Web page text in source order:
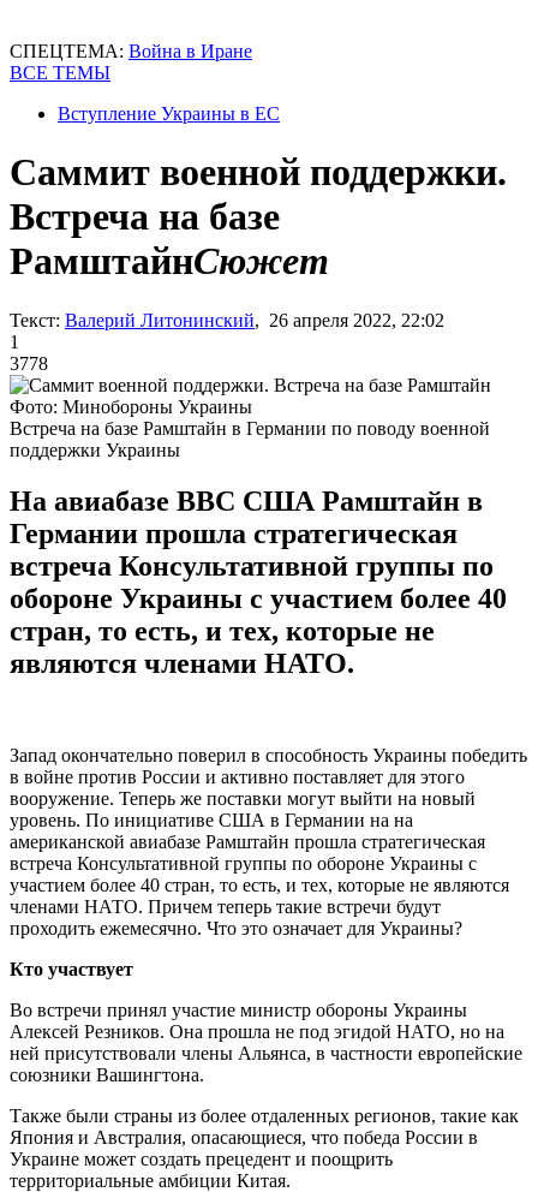
СПЕЦТЕМА: Война в Иране
ВСЕ ТЕМЫ
Вступление Украины в ЕС
Саммит военной поддержки.
Встреча на базе
РамштайнСюжет
Текст: Валерий Литонинский, 26 апреля 2022, 22:02
1
3778
Фото: Минобороны Украины
Встреча на базе Рамштайн в Германии по поводу военной
поддержки Украины
На авиабазе ВВС США Рамштайн в
Германии прошла стратегическая
встреча Консультативной группы по
обороне Украины с участием более 40
стран, то есть, и тех, которые не
являются членами НАТО.
Запад окончательно поверил в способность Украины победить
в войне против России и активно поставляет для этого
вооружение. Теперь же поставки могут выйти на новый
уровень. По инициативе США в Германии на на
американской авиабазе Рамштайн прошла стратегическая
встреча Консультативной группы по обороне Украины с
участием более 40 стран, то есть, и тех, которые не являются
членами НАТО. Причем теперь такие встречи будут
проходить ежемесячно. Что это означает для Украины?
Кто участвует
Во встречи принял участие министр обороны Украины
Алексей Резников. Она прошла не под эгидой НАТО, но на
ней присутствовали члены Альянса, в частности европейские
союзники Вашингтона.
Также были страны из более отдаленных регионов, такие как
Япония и Австралия, опасающиеся, что победа России в
Украине может создать прецедент и поощрить
территориальные амбиции Китая.